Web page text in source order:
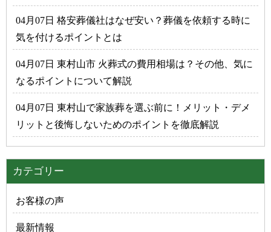
04月07日 格安葬儀社はなぜ安い？葬儀を依頼する時に
気を付けるポイントとは
04月07日 東村山市 火葬式の費用相場は？その他、気に
なるポイントについて解説
04月07日 東村山で家族葬を選ぶ前に！メリット・デメ
リットと後悔しないためのポイントを徹底解説
カテゴリー
お客様の声
最新情報